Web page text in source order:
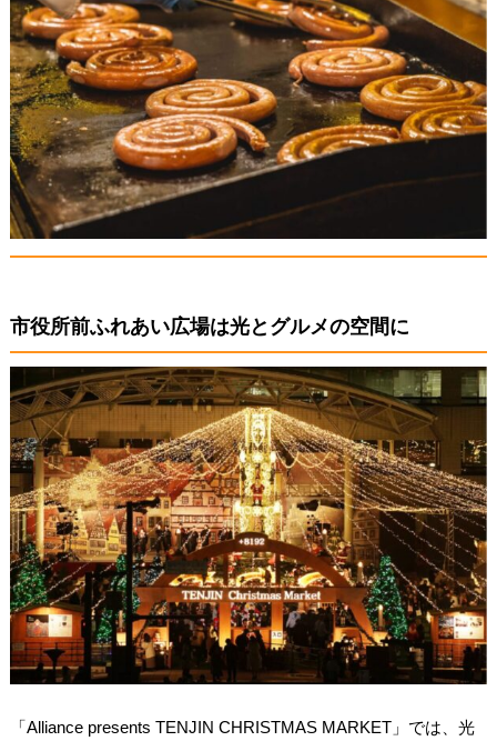
市役所前ふれあい広場は光とグルメの空間に
「Alliance presents TENJIN CHRISTMAS MARKET」では、光